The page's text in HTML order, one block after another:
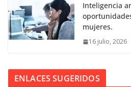
Inteligencia
mujeres.
16 julio, 2026
ENLACES SUGERIDOS